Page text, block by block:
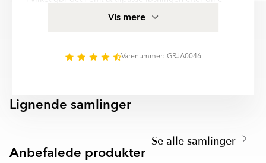
behov. Med holdbare materialer og stilrent design
med at skabe et mere funktionelt og indbydende
Vis mere
Varenummer: GRJA0046
Lignende samlinger
KENSLEY
8
Se alle samlinger
Anbefalede produkter